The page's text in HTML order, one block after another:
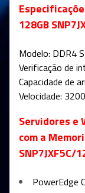
128GB
Modelo: DDR4
Verificação de
Capacidade de
Velocidade:
Servidores e
com a
SNP7JXF5C/
PowerEdge